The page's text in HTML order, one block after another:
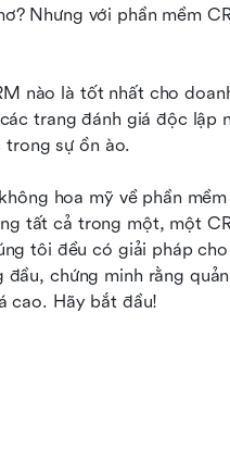
Nhưng với phần mềm
nào là tốt nhất cho
trang đánh giá độc lập
trong sự ồn ào.
hoa mỹ về phần mềm
tất cả trong một, một
tôi đều có giải pháp cho
chứng minh rằng
cao. Hãy bắt đầu!